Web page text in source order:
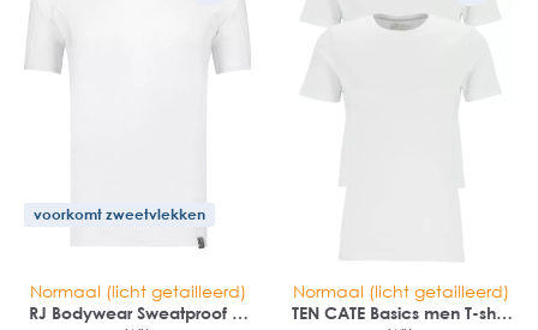
voorkomt zweetvlekken
Normaal (licht getailleerd)
RJ Bodywear Sweatproof T-
Normaal (licht getailleerd)
TEN CATE Basics men T-shirt